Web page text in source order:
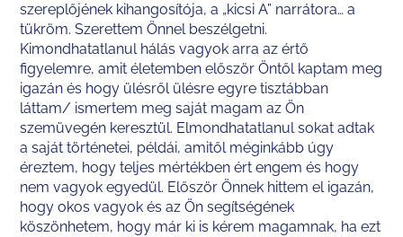
szereplőjének kihangosítója, a „kicsi A” narrátora… a
tükröm. Szerettem Önnel beszélgetni.
Kimondhatatlanul hálás vagyok arra az értő
figyelemre, amit életemben először Öntől kaptam meg
igazán és hogy ülésről ülésre egyre tisztábban
láttam/ ismertem meg saját magam az Ön
szemüvegén keresztül. Elmondhatatlanul sokat adtak
a saját történetei, példái, amitől méginkább úgy
éreztem, hogy teljes mértékben ért engem és hogy
nem vagyok egyedül. Először Önnek hittem el igazán,
hogy okos vagyok és az Ön segítségének
köszönhetem, hogy már ki is kérem magamnak, ha ezt